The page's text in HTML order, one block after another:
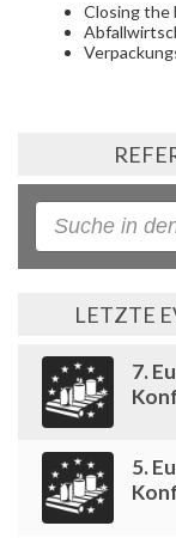
Closing the
LETZTE
7.
5.